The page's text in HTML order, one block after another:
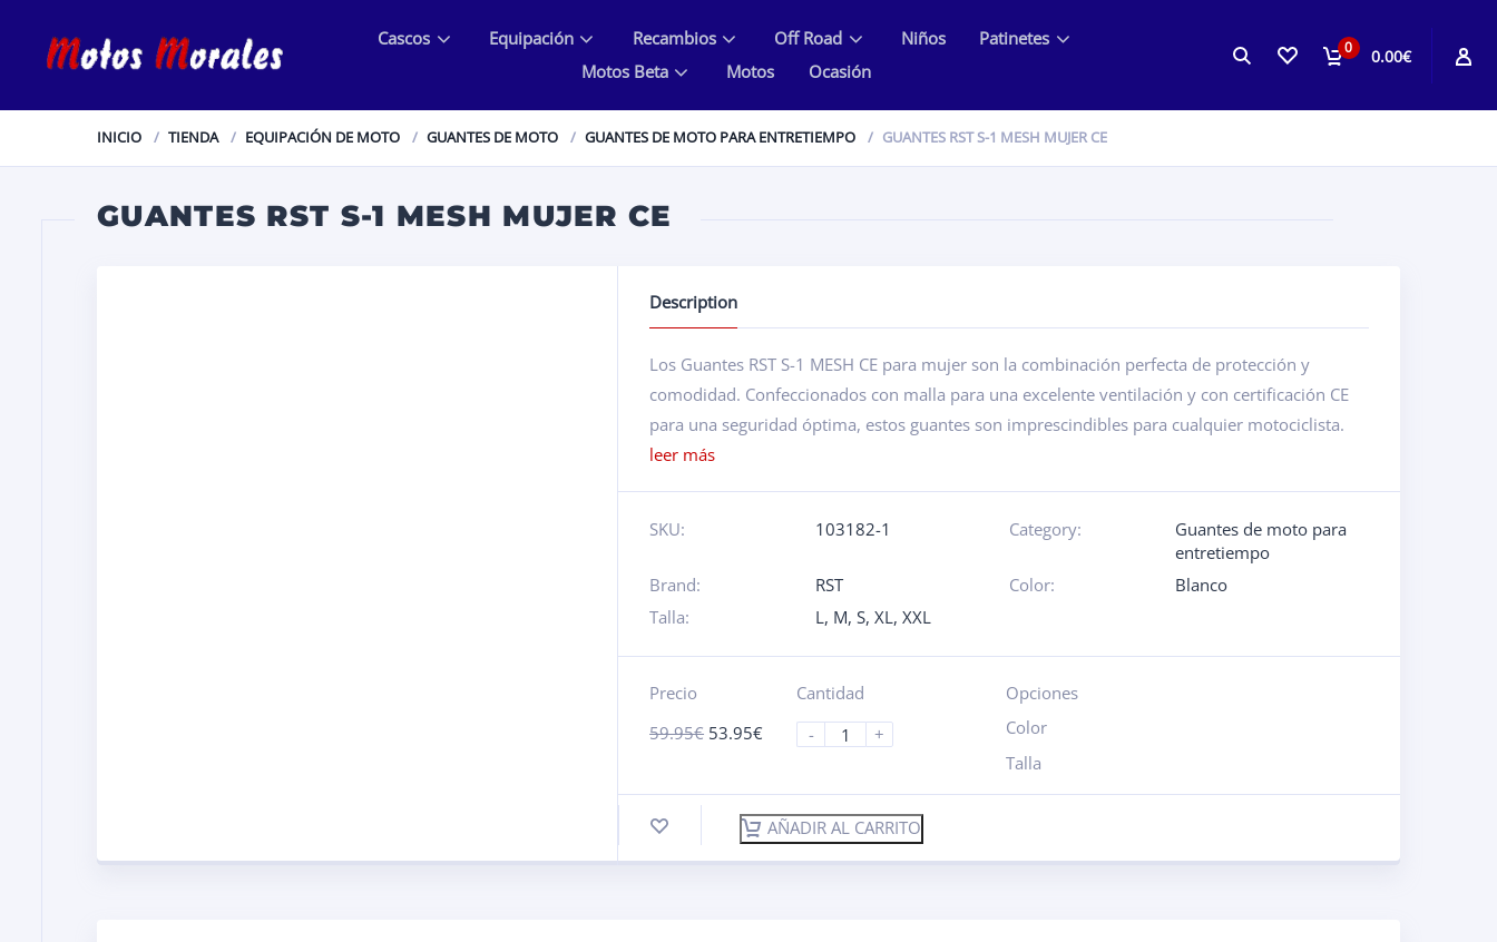
0 0.00€
Cascos Equipación Recambios Off Road Niños
Patinetes
Motos Beta
Motos Ocasión
INICIO TIENDA EQUIPACIÓN DE MOTO GUANTES DE MOTO GUANTES DE MOTO PARA ENTRETIEMPO GUANTES RST S-1 MESH MUJER CE
GUANTES RST S-1 MESH MUJER CE
Description
Los Guantes RST S-1 MESH CE para mujer son la combinación perfecta de protección y
comodidad. Confeccionados con malla para una excelente ventilación y con certificación CE
para una seguridad óptima, estos guantes son imprescindibles para cualquier motociclista.
leer más
SKU: 103182-1 Category:
Guantes de moto para
entretiempo
Brand:
RST Color:
Blanco
Talla:
L, M, S, XL, XXL
Precio
59.95€ 53.95€
Cantidad
-
+
Opciones
Color
Talla
AÑADIR AL CARRITO